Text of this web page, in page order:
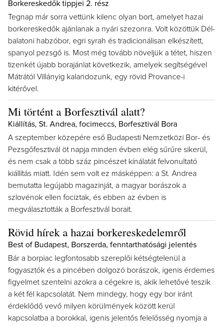
Borkereskedők tippjei 2. rész
Tegnap már sorra vettünk kilenc olyan bort, amelyet hazai
borkereskedők ajánlanak a nyári szezonra. Volt közöttük Dél-
balatoni habzóbor, egri syrah és tradicionálisan elkészített,
spanyol pezsgő is. Most még tovább növeljük a tétet, hiszen
tizenkét újabb borajánlat következik, amelyek segítségével
Mátrától Villányig kalandozunk, egy rövid Provance-i
kitérővel.
Mi történt a Borfesztivál alatt?
Kiállítás, St. Andrea, focimeccs, Borfesztivál Bora
A szeptember közepére eső Budapesti Nemzetközi Bor- és
Pezsgőfesztivál öt napja minden évben elég sűrűre sikerül,
és nem csak a több száz pincészet kínálatát felvonultató
kiállítás miatt. Idén sem volt ez másképpen: a St. Andrea
bemutatta legújabb magazinját, a magyar borászok a
szlovénok ellen fociztak, és ebben az évben is
megválasztották a Borfesztivál borait.
Rövid hírek a hazai borkereskedelemről
Best of Budapest, Borszerda, fenntarthatósági jelentés
Bár a borpiac legfontosabb szereplői kétségtelenül a
fogyasztók és a pincében dolgozó borászok, igenis érdemes
figyelmet szentelni azokra a cégekre is, akik lehetővé teszik
a két fél kapcsolatát. Nem mindegy, hogy egy bor iránt
érdeklődő vevő milyen körülmények között kerül
kapcsolatba a borokkal, igenis jelentős felelősség nyomja a